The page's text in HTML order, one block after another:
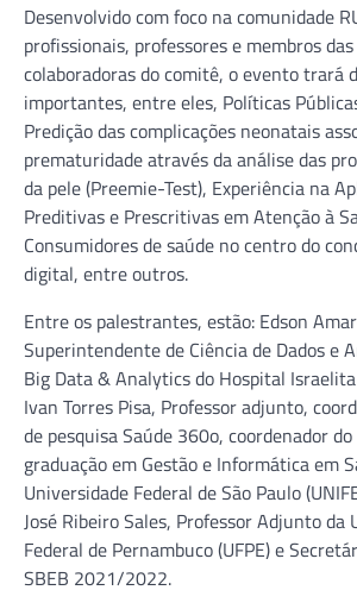
Desenvolvido com foco na comunidade
profissionais, professores e membros
colaboradoras do comitê, o evento trará
importantes, entre eles, Políticas
Predição das complicações neonatais
prematuridade através da análise das
da pele (Preemie-Test), Experiência na
Preditivas e Prescritivas em Atenção à
Consumidores de saúde no centro do
digital, entre outros.
Entre os palestrantes, estão: Edson
Superintendente de Ciência de Dados e
Big Data & Analytics do Hospital
Ivan Torres Pisa, Professor adjunto,
de pesquisa Saúde 360o, coordenador
graduação em Gestão e Informática em
Universidade Federal de São Paulo
José Ribeiro Sales, Professor Adjunto da
Federal de Pernambuco (UFPE) e
SBEB 2021/2022.